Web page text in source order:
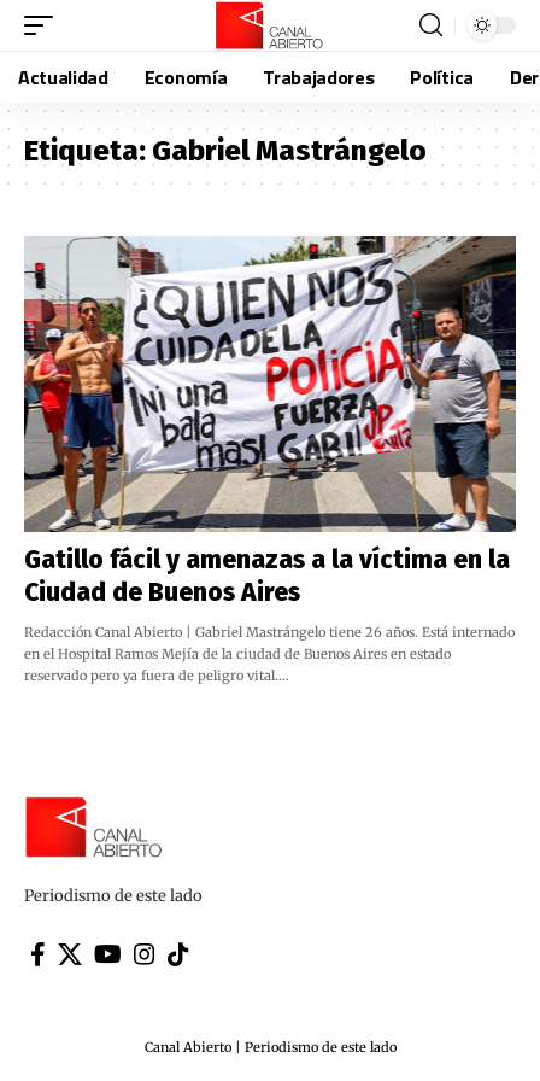
Actualidad Economía Trabajadores Política
Etiqueta:Gabriel Mastrángelo
Gatillo fácil y amenazas a la víctima en la
Ciudad de Buenos Aires
Redacción Canal Abierto | Gabriel Mastrángelo tiene 26 años. Está internado
en el Hospital Ramos Mejía de la ciudad de Buenos Aires en estado
reservado pero ya fuera de peligro vital.…
Periodismo de este lado
Canal Abierto | Periodismo de este lado